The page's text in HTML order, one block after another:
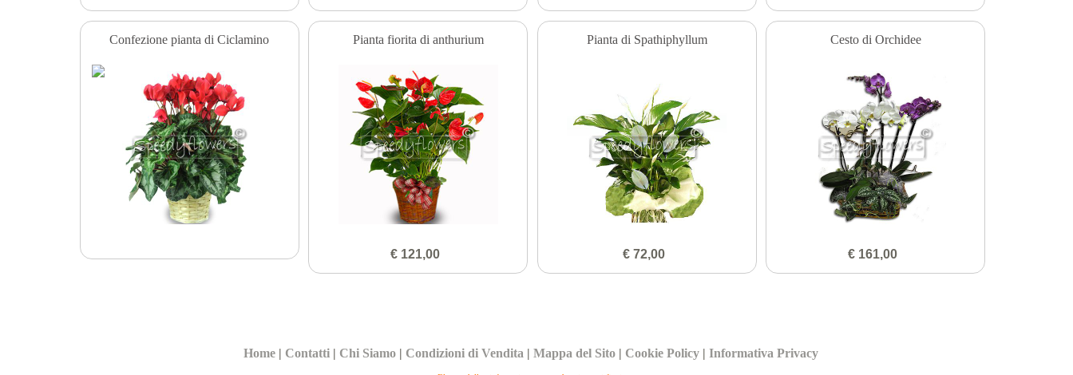
Confezione pianta di Ciclamino Pianta fiorita di anthurium
€ 121,00
Pianta di Spathiphyllum
€ 72,00
Cesto di Orchidee
€ 161,00
Home | Contatti | Chi Siamo | Condizioni di Vendita |Mappa del Sito | Cookie Policy |Informativa Privacy